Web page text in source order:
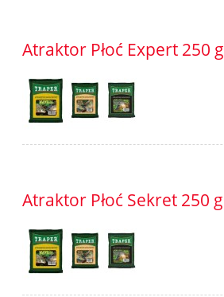
Atraktor Płoć Expert 250 g
Atraktor Płoć Sekret 250 g